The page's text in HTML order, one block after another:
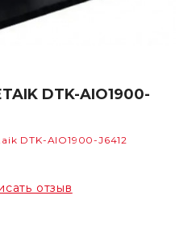
DTK-AIO1900-
DTK-AIO1900-J6412
отзыв